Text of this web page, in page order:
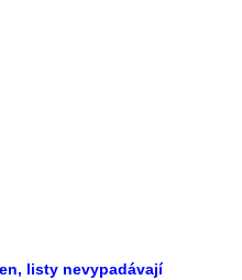
listy nevypadávají